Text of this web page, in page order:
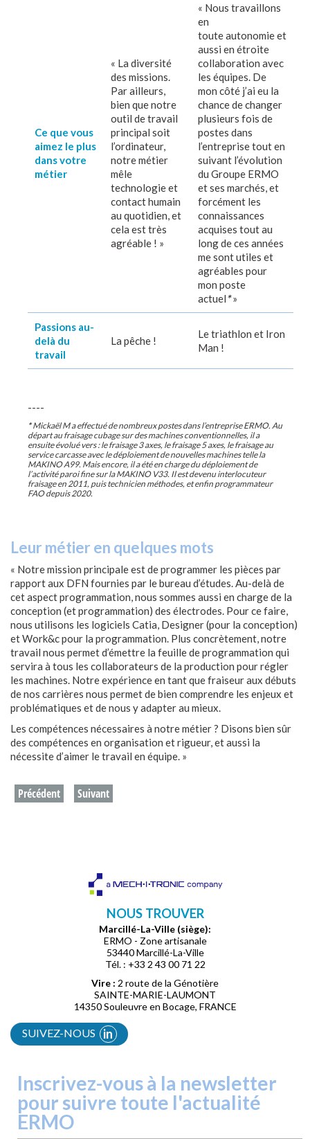
Ce que vous
aimez le plus
dans votre
métier
« La diversité
des missions.
Par ailleurs,
bien que notre
outil de travail
principal soit
l’ordinateur,
notre métier
mêle
technologie et
contact humain
au quotidien, et
cela est très
agréable ! »
« Nous travaillons
en
toute autonomie et
aussi en étroite
collaboration avec
les équipes. De
mon côté j’ai eu la
chance de changer
plusieurs fois de
postes dans
l’entreprise tout en
suivant l’évolution
du Groupe ERMO
et ses marchés, et
forcément les
connaissances
acquises tout au
long de ces années
me sont utiles et
agréables pour
mon poste
actuel*»
Passions au-
delà du
travail
La pêche !
Le triathlon et Iron
Man !
----
*Mickaël M a effectué de nombreux postes dans l’entreprise ERMO. Au
départ au fraisage cubage sur des machines conventionnelles, il a
ensuite évolué vers : le fraisage 3 axes, le fraisage 5 axes, le fraisage au
service carcasse avec le déploiement de nouvelles machines telle la
MAKINO A99. Mais encore, il a été en charge du déploiement de
l’activité paroi fine sur la MAKINO V33. Il est devenu interlocuteur
fraisage en 2011, puis technicien méthodes, et enfin programmateur
FAO depuis 2020.
Leur métier en quelques mots
« Notre mission principale est de programmer les pièces par
rapport aux DFN fournies par le bureau d’études. Au-delà de
cet aspect programmation, nous sommes aussi en charge de la
conception (et programmation) des électrodes. Pour ce faire,
nous utilisons les logiciels Catia, Designer (pour la conception)
et Work&c pour la programmation. Plus concrètement, notre
travail nous permet d’émettre la feuille de programmation qui
servira à tous les collaborateurs de la production pour régler
les machines. Notre expérience en tant que fraiseur aux débuts
de nos carrières nous permet de bien comprendre les enjeux et
problématiques et de nous y adapter au mieux.
Les compétences nécessaires à notre métier ? Disons bien sûr
des compétences en organisation et rigueur, et aussi la
nécessite d’aimer le travail en équipe. »
Précédent Suivant
NOUS TROUVER
Marcillé-La-Ville (siège):
ERMO - Zone artisanale
53440 Marcillé-La-Ville
Tél. : +33 2 43 00 71 22
Vire : 2 route de la Génotière
SAINTE-MARIE-LAUMONT
14350 Souleuvre en Bocage, FRANCE
SUIVEZ-NOUS in
Inscrivez-vous à la newsletter
pour suivre toute l'actualité
ERMO